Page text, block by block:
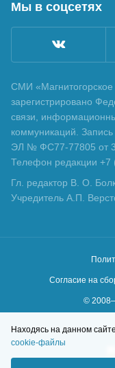
Мы в соцсетях
СМИ
зарегистрировано
связи,
коммуникаций.
ЭЛ № ФС77-77805 от
Телефон редакции +7
Гл. редактор В. О.
Учредитель А.П.
Согласие на
©
Находясь на данном
cookie-файлы